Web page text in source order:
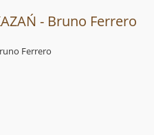
- Bruno Ferrero
Ferrero